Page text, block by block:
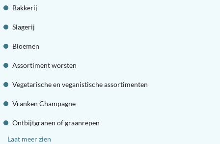
Bakkerij
Slagerij
Bloemen
Assortiment worsten
Vegetarische en veganistische assortimenten
Vranken Champagne
Ontbijtgranen of graanrepen
Laat meer zien